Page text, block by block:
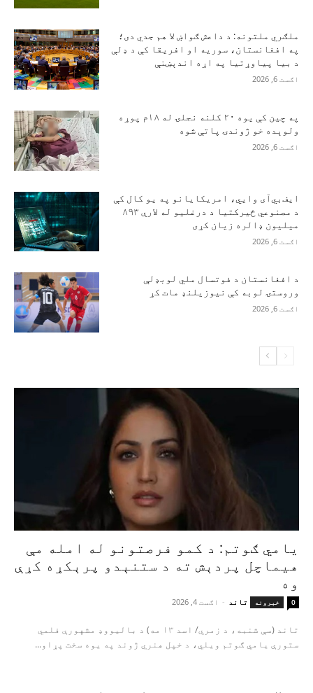
ملګري ملتونه: د داعش ګواښ لا هم جدي دی؛
په افغانستان، سوریه او افریقا کې د ډلې
د بیا پیاوړتیا په اړه اندېښنې
اګست 6, 2026
په چین کې یوه ۲۰ کلنه نجلۍ له ۱۸م پوړه
ولوېده خو ژوندۍ پاتې شوه
اګست 6, 2026
ایف‌بي‌آی وايي، امریکایانو په یو کال کې
د مصنوعي ځیرکتیا د درغلیو له لارې ۸۹۳
میلیون ډالره زیان کړی
اګست 6, 2026
د افغانستان د فوتسال ملي لوبډلې
وروستۍ لوبه کې نیوزیلنډ مات کړ
اګست 6, 2026
یامي ګوتم: د کمو فرصتونو له امله مې
هیماچل پردېش ته د ستنېدو پرېکړه کړې
وه
خبرونه تاند - اګست 4, 2026 0
تاند (سې شنبه، د زمري/ اسد ۱۳ مه) د بالیووډ مشهورې فلمي
ستورې یامي ګوتم ویلي، د خپل هنري ژوند په یوه سخت پړاو...